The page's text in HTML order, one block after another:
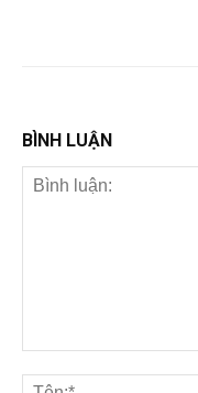
BÌNH LUẬN